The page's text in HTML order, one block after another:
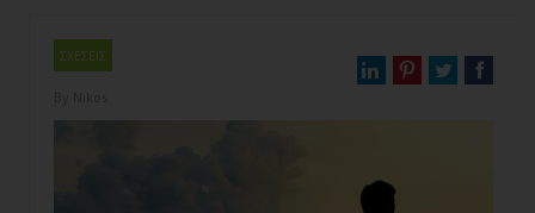
ΣΧΕΣΕΙΣ